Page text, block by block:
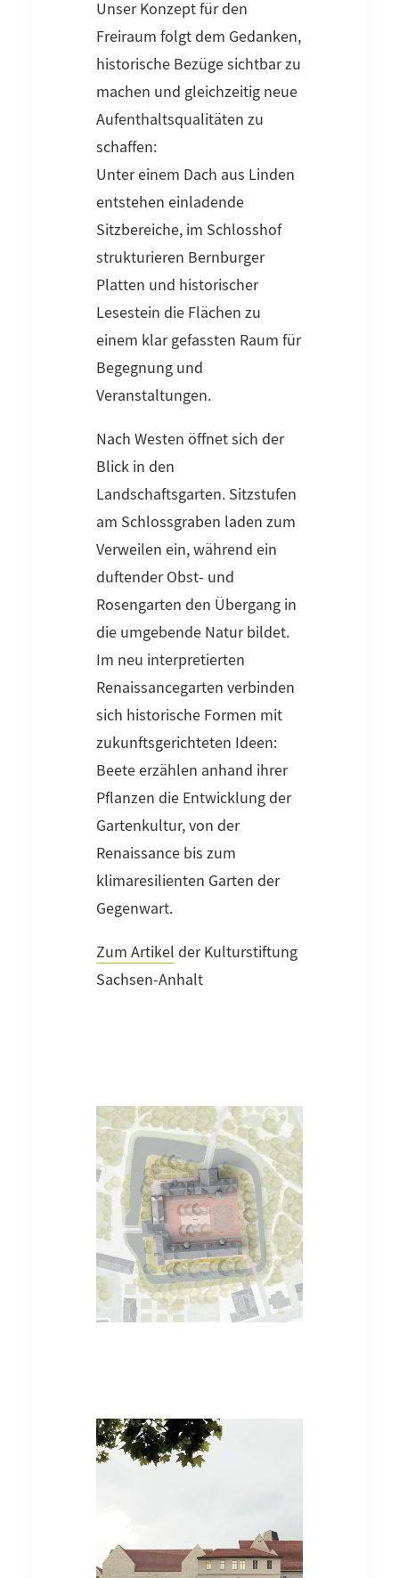
Unser Konzept für den
Freiraum folgt dem Gedanken,
historische Bezüge sichtbar zu
machen und gleichzeitig neue
Aufenthaltsqualitäten zu
schaffen:
Unter einem Dach aus Linden
entstehen einladende
Sitzbereiche, im Schlosshof
strukturieren Bernburger
Platten und historischer
Lesestein die Flächen zu
einem klar gefassten Raum für
Begegnung und
Veranstaltungen.
Nach Westen öffnet sich der
Blick in den
Landschaftsgarten. Sitzstufen
am Schlossgraben laden zum
Verweilen ein, während ein
duftender Obst- und
Rosengarten den Übergang in
die umgebende Natur bildet.
Im neu interpretierten
Renaissancegarten verbinden
sich historische Formen mit
zukunftsgerichteten Ideen:
Beete erzählen anhand ihrer
Pflanzen die Entwicklung der
Gartenkultur, von der
Renaissance bis zum
klimaresilienten Garten der
Gegenwart.
Zum Artikel der Kulturstiftung
Sachsen-Anhalt